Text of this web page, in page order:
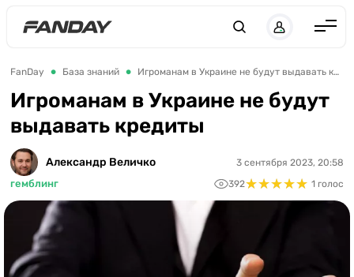
Англия
Испания
Германия
Италия
Франция
Украина
ЛЧ
ЛЕ
FanDay База знаний Игроманам в Украине не будут выдавать кредиты
Игроманам в Украине не будут
выдавать кредиты
Александр Величко
гемблинг
3 сентября 2023, 20:58
392★★★★★
★★★★★ 1 голос